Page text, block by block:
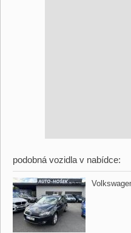
podobná vozidla v nabídce: